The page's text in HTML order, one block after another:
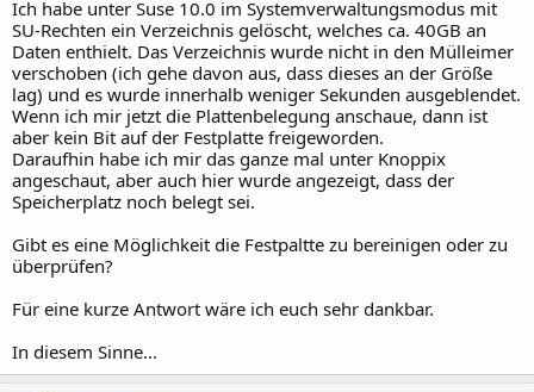
Ich habe unter Suse 10.0 im Systemverwaltungsmodus mit
SU-Rechten ein Verzeichnis gelöscht, welches ca. 40GB an
Daten enthielt. Das Verzeichnis wurde nicht in den Mülleimer
verschoben (ich gehe davon aus, dass dieses an der Größe
lag) und es wurde innerhalb weniger Sekunden ausgeblendet.
Wenn ich mir jetzt die Plattenbelegung anschaue, dann ist
aber kein Bit auf der Festplatte freigeworden.
Daraufhin habe ich mir das ganze mal unter Knoppix
angeschaut, aber auch hier wurde angezeigt, dass der
Speicherplatz noch belegt sei.
Gibt es eine Möglichkeit die Festpaltte zu bereinigen oder zu
überprüfen?
Für eine kurze Antwort wäre ich euch sehr dankbar.
In diesem Sinne...